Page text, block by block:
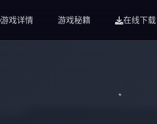
游戏详情 游戏秘籍 在线下载